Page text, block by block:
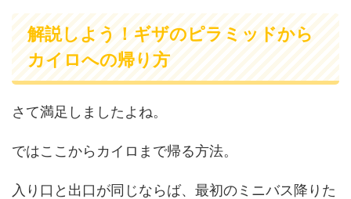
解説しよう！ギザのピラミッドから
カイロへの帰り方
さて満足しましたよね。
ではここからカイロまで帰る方法。
入り口と出口が同じならば、最初のミニバス降りた